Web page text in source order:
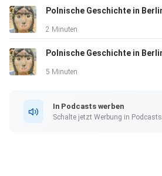
2 Minuten
5 Minuten
In Podcasts werben
Schalte jetzt Werbung in Podcasts.